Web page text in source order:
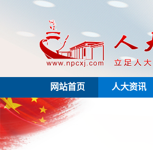
网站首页 人大资讯